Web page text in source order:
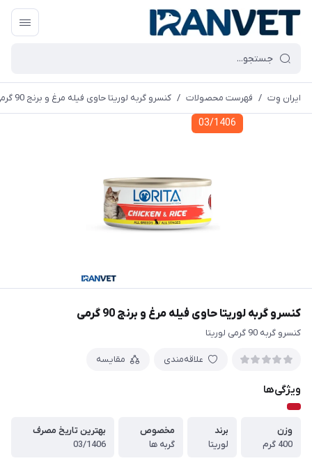
ایران وِت / فهرست محصولات / کنسرو گربه لوریتا حاوی فیله مرغ و برنج 90 گرمی
03/1406
کنسرو گربه لوریتا حاوی فیله مرغ و برنج 90 گرمی
کنسرو گربه 90 گرمی لوریتا
علاقه‌مندی مقایسه
ویژگی‌ها
وزن
400 گرم
برند
لوریتا
مخصوص
گربه ها
بهترین تاریخ مصرف
03/1406